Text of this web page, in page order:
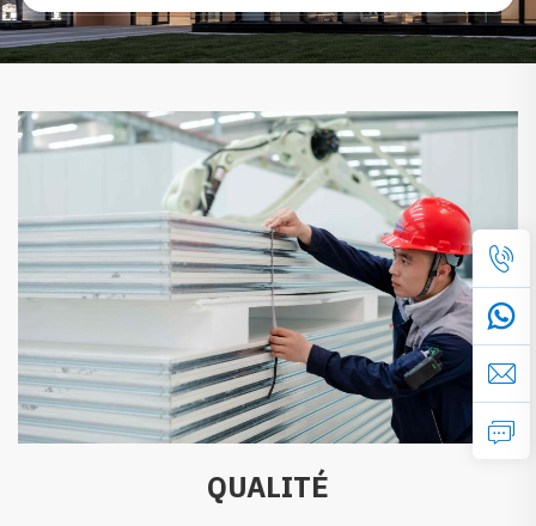
QUALITÉ